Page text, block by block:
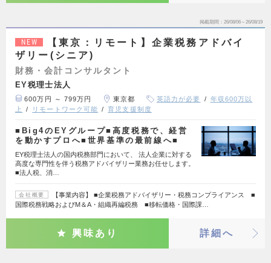
掲載期間 26/08/06～26/08/19
NEW
【東京：リモート】企業税務アドバイ
ザリー(シニア)
財務・会計コンサルタント
EY税理士法人
600万円 ～ 799万円 東京都 英語力が必要
年収600万以
上
リモートワーク可能 育児支援制度
■Big4のEYグループ■高度税務で、経営
を動かすプロへ■世界基準の最前線へ■
EY税理士法人の国内税務部門において、 法人企業に対する
高度な専門性を伴う税務アドバイザリー業務お任せします。
■法人税、消…
会社概要
【事業内容】 ■企業税務アドバイザリー・税務コンプライアンス ■
国際税務戦略およびM＆A・組織再編税務 ■移転価格・国際課…
興味あり 詳細へ